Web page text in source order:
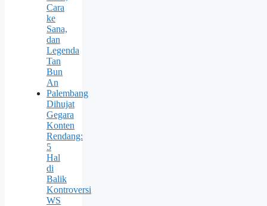
Cara
ke
Sana,
dan
Legenda
Tan
Bun
An
Palembang
Dihujat
Gegara
Konten
Rendang:
5
Hal
di
Balik
Kontroversi
WS